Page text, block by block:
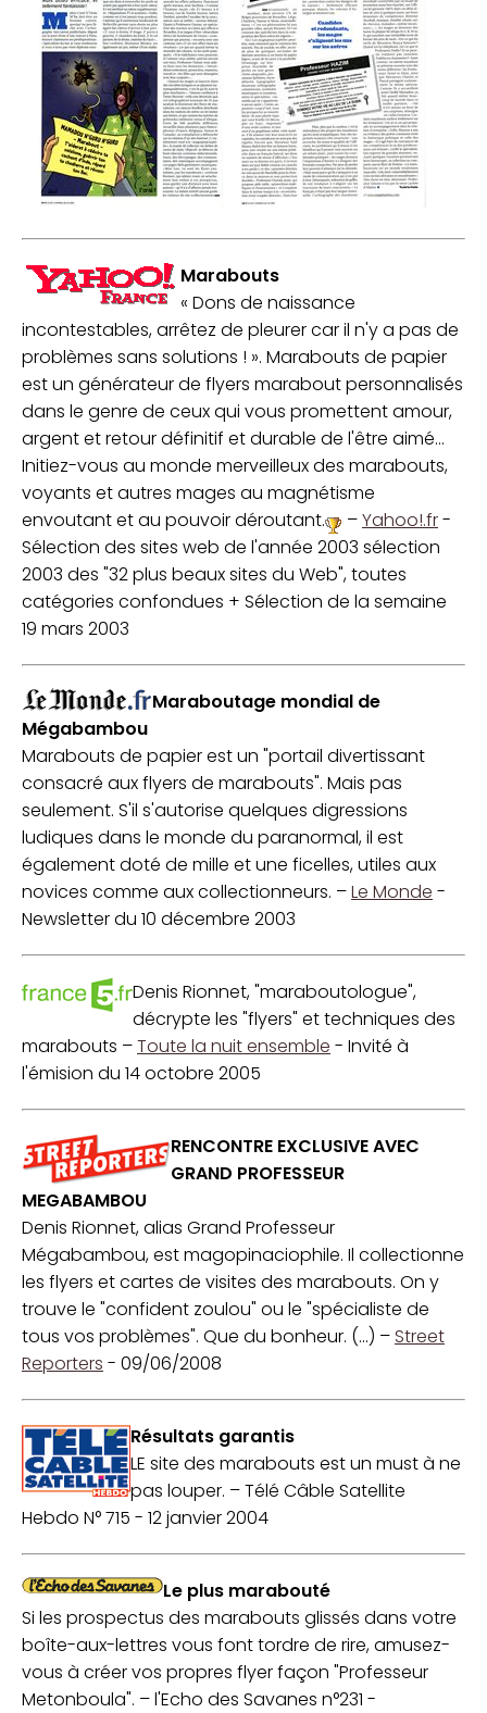
Marabouts
« Dons de naissance
incontestables, arrêtez de pleurer car il n'y a pas de
problèmes sans solutions ! ». Marabouts de papier
est un générateur de flyers marabout personnalisés
dans le genre de ceux qui vous promettent amour,
argent et retour définitif et durable de l'être aimé...
Initiez-vous au monde merveilleux des marabouts,
voyants et autres mages au magnétisme
envoutant et au pouvoir déroutant.
–Yahoo!.fr-
Sélection des sites web de l'année 2003 sélection
2003 des "32 plus beaux sites du Web", toutes
catégories confondues + Sélection de la semaine
19 mars 2003
Maraboutage mondial de
Mégabambou
Marabouts de papier est un "portail divertissant
consacré aux flyers de marabouts". Mais pas
seulement. S'il s'autorise quelques digressions
ludiques dans le monde du paranormal, il est
également doté de mille et une ficelles, utiles aux
novices comme aux collectionneurs. –Le Monde -
Newsletter du 10 décembre 2003
Denis Rionnet, "maraboutologue",
décrypte les "flyers" et techniques des
marabouts –Toute la nuit ensemble - Invité à
l'émision du 14 octobre 2005
RENCONTRE EXCLUSIVE AVEC
GRAND PROFESSEUR
MEGABAMBOU
Denis Rionnet, alias Grand Professeur
Mégabambou, est magopinaciophile. Il collectionne
les flyers et cartes de visites des marabouts. On y
trouve le "confident zoulou" ou le "spécialiste de
tous vos problèmes". Que du bonheur. (...) – Street
Reporters - 09/06/2008
Résultats garantis
LE site des marabouts est un must à ne
pas louper. –Télé Câble Satellite
Hebdo N° 715 - 12 janvier 2004
Le plus marabouté
Si les prospectus des marabouts glissés dans votre
boîte-aux-lettres vous font tordre de rire, amusez-
vous à créer vos propres flyer façon "Professeur
Metonboula". –l'Echo des Savanes n°231 -